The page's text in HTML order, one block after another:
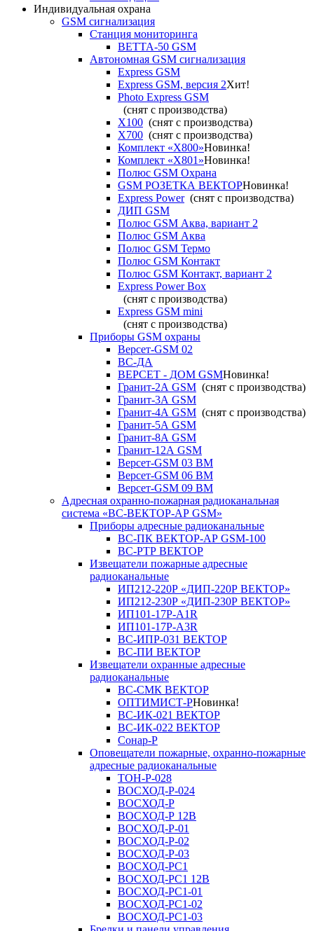
Индивидуальная охрана
GSM сигнализация
Станция мониторинга
ВЕТТА-50 GSM
Автономная GSM сигнализация
Express GSM
Express GSM, версия 2Хит!
Photo Express GSM
(снят с производства)
X100 (снят с производства)
X700 (снят с производства)
Комплект «X800»Новинка!
Комплект «X801»Новинка!
Полюс GSM Охрана
GSM РОЗЕТКА ВЕКТОРНовинка!
Express Power(снят с производства)
ДИП GSM
Полюс GSM Аква, вариант 2
Полюс GSM Аква
Полюс GSM Термо
Полюс GSM Контакт
Полюс GSM Контакт, вариант 2
Express Power Box
(снят с производства)
Express GSM mini
(снят с производства)
Приборы GSM охраны
Версет-GSM 02
ВС-ДА
ВЕРСЕТ - ДОМ GSMНовинка!
Гранит-2А GSM (снят с производства)
Гранит-3А GSM
Гранит-4А GSM (снят с производства)
Гранит-5А GSM
Гранит-8А GSM
Гранит-12А GSM
Версет-GSM 03 ВМ
Версет-GSM 06 ВМ
Версет-GSM 09 ВМ
Адресная охранно-пожарная радиоканальная
система «ВС-ВЕКТОР-АР GSM»
Приборы адресные радиоканальные
ВС-ПК ВЕКТОР-АР GSM-100
ВС-РТР ВЕКТОР
Извещатели пожарные адресные
радиоканальные
ИП212-220Р «ДИП-220Р ВЕКТОР»
ИП212-230Р «ДИП-230Р ВЕКТОР»
ИП101-17Р-A1R
ИП101-17Р-A3R
ВС-ИПР-031 ВЕКТОР
ВС-ПИ ВЕКТОР
Извещатели охранные адресные
радиоканальные
ВС-СМК ВЕКТОР
ОПТИМИСТ-РНовинка!
ВС-ИК-021 ВЕКТОР
ВС-ИК-022 ВЕКТОР
Сонар-Р
Оповещатели пожарные, охранно-пожарные
адресные радиоканальные
ТОН-Р-028
ВОСХОД-Р-024
ВОСХОД-Р
ВОСХОД-Р 12В
ВОСХОД-Р-01
ВОСХОД-Р-02
ВОСХОД-Р-03
ВОСХОД-РС1
ВОСХОД-РС1 12В
ВОСХОД-РС1-01
ВОСХОД-РС1-02
ВОСХОД-РС1-03